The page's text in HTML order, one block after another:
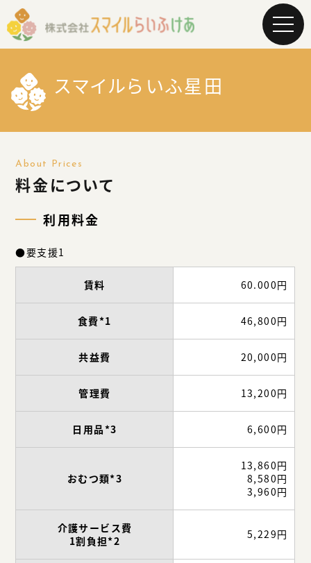
メ
ニ
ュ
スマイルらいふ星田
About Prices
料金について
利用料金
●要支援1
賃料 60.000円
食費*1 46,800円
共益費 20,000円
管理費 13,200円
日用品*3 6,600円
おむつ類*3
13,860円
8,580円
3,960円
介護サービス費
1割負担*2
5,229円